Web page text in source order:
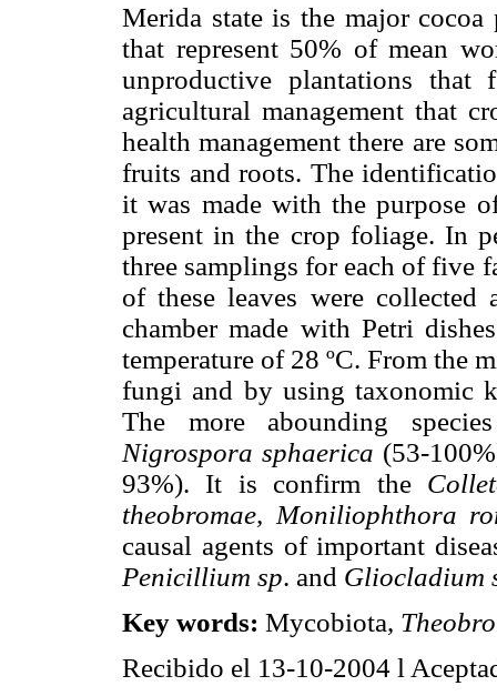
Merida state is the major
that represent 50% of mean
unproductive plantations
agricultural management that
health management there are
fruits and roots. The
it was made with the purpose
present in the crop foliage. In
three samplings for each of five
of these leaves were
chamber made with Petri
temperature of 28 ºC. From the
fungi and by using taxonomic
The more abounding
Nigrospora sphaerica (53-
93%). It is confirm the
theobromae, Moniliophthora
causal agents of important
Penicillium sp. and Gliocladium
Key words: Mycobiota,
Recibido el 13-10-2004 l